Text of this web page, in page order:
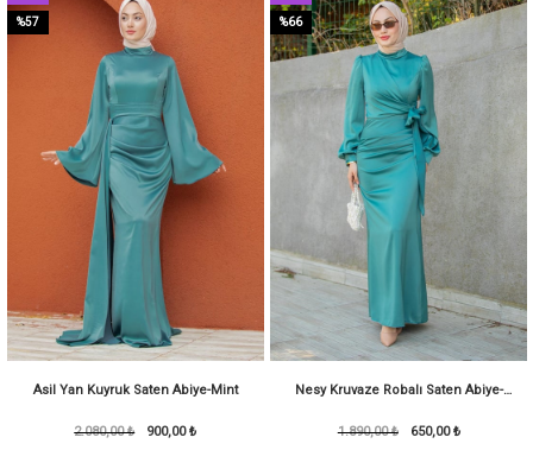
Asil Yan Kuyruk Saten Abiye-Mint
900,00 ₺
2.080,00 ₺
Nesy Kruvaze Robalı Saten Abiye-
KoyuMint650,00 ₺
1.890,00 ₺